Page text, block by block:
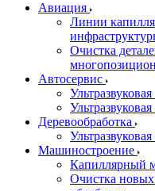
Авиация
Линии
Очистка
Автосервис
Деревообработка
Машиностроение
Капиллярный
Очистка новых